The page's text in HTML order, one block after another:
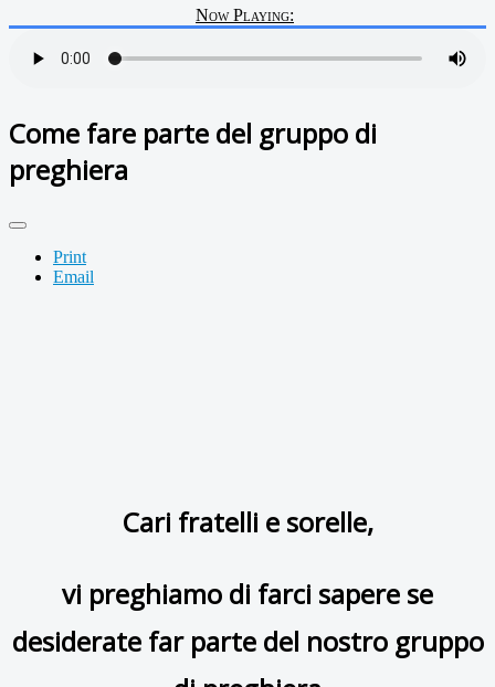
Now Playing:
Come fare parte del gruppo di
preghiera
Print
Email
Cari fratelli e sorelle,
vi preghiamo di farci sapere se
desiderate far parte del nostro gruppo